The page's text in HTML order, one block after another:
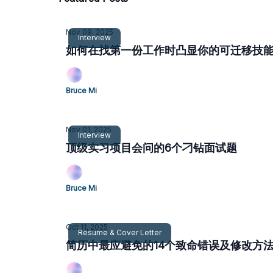
Interview
Nov 09, 2025
如何在找第一份工作时凸显你的可迁移技
Bruce Mi
Interview
Nov 01, 2025
顶级实习项目会问的6个刁钻面试题
Bruce Mi
Resume & Cover Letter
Oct 11, 2025
简历中最应避免的14个致命错误及修改方